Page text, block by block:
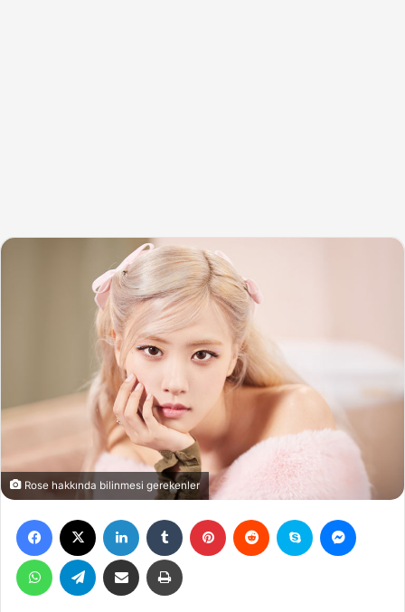
Rose hakkında bilinmesi gerekenler
Facebook LinkedIn Tumblr Pinterest Reddit Skype
WhatsAppTelegram Email ile gönder Yazdır